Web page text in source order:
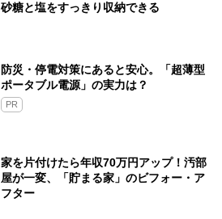
砂糖と塩をすっきり収納できる
防災・停電対策にあると安心。「超薄型
ポータブル電源」の実力は？​
PR
家を片付けたら年収70万円アップ！汚部
屋が一変、「貯まる家」のビフォー・ア
フター